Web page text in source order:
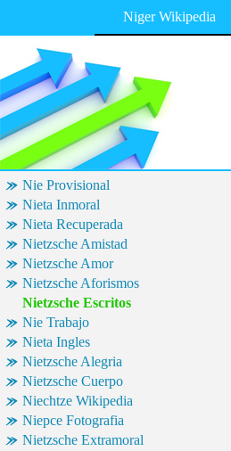
Niger Wikipedia
Nie Provisional
Nieta Inmoral
Nieta Recuperada
Nietzsche Amistad
Nietzsche Amor
Nietzsche Aforismos
Nietzsche Escritos
Nie Trabajo
Nieta Ingles
Nietzsche Alegria
Nietzsche Cuerpo
Niechtze Wikipedia
Niepce Fotografia
Nietzsche Extramoral